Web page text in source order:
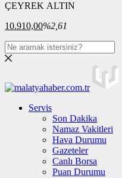
ÇEYREK ALTIN
10.910,00%2,61
Servis
Son Dakika
Namaz Vakitleri
Hava Durumu
Gazeteler
Canlı Borsa
Puan Durumu